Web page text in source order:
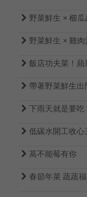
 野菜鮮生 × 櫛瓜
 野菜鮮生 × 雞
 飯店功夫菜！蘋
 帶著野菜鮮生出
 下雨天就是要吃
 低碳水開工收心
 萵不能莓有你
 春節年菜 蔬蔬